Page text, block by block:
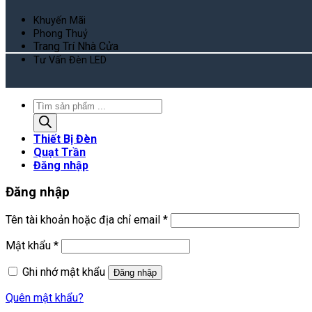
Khuyến Mãi
Phong Thuỷ
Trang Trí Nhà Cửa
Tư Vấn Đèn LED
Tìm
kiếm
sản
phẩm
Thiết Bị Đèn
Quạt Trần
Đăng nhập
Đăng nhập
Tên tài khoản hoặc địa chỉ email *Bắt
Mật khẩu *Bắt
Ghi nhớ mật khẩu
Đăng nhập
Quên mật khẩu?